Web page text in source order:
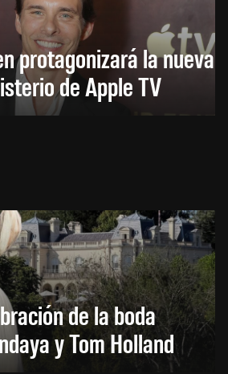
protagonizará la nueva
de Apple TV
de la boda
y Tom Holland